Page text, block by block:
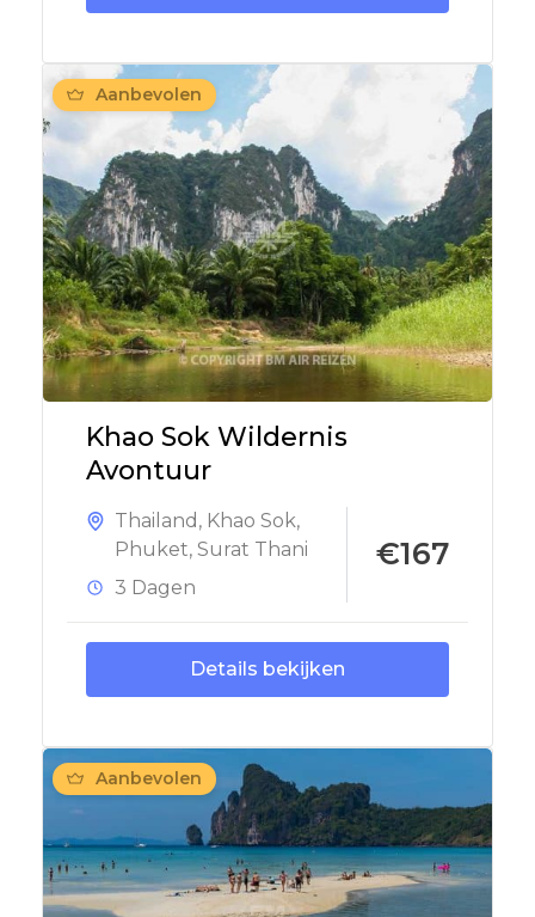
Aanbevolen
Khao Sok Wildernis
Avontuur
Thailand , Khao Sok,
Phuket, Surat Thani
3 Dagen
€167
Details bekijken
Aanbevolen